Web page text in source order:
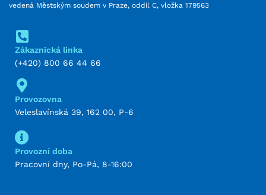
vedená Městským soudem v Praze, oddíl C, vložka 179563
Zákaznická linka
(+420) 800 66 44 66
Provozovna
Veleslavínská 39, 162 00, P-6
Provozní doba
Pracovní dny, Po-Pá, 8-16:00